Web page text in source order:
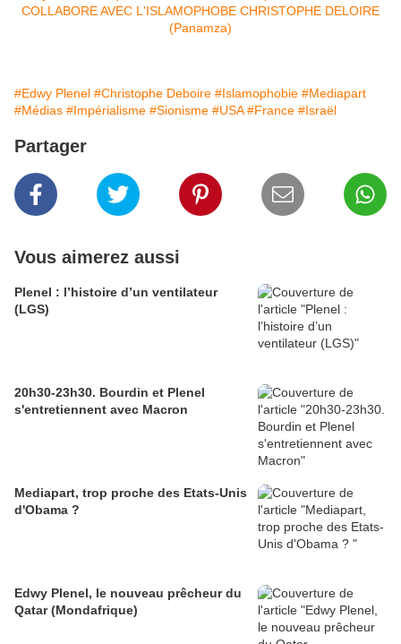
#Edwy Plenel #Christophe Deboire #Islamophobie #Mediapart
#Médias #Impérialisme #Sionisme #USA #France #Israël
Partager
Vous aimerez aussi
Plenel : l’histoire d’un ventilateur
(LGS)
20h30-23h30. Bourdin et Plenel
s'entretiennent avec Macron
Mediapart, trop proche des Etats-Unis
d'Obama ?
Edwy Plenel, le nouveau prêcheur du
Qatar (Mondafrique)